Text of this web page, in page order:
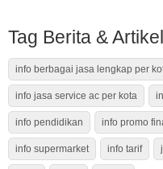
Tag Berita & Artikel
info berbagai jasa lengkap per
info jasa service ac per kota
info pendidikan info promo
info supermarket info tarif